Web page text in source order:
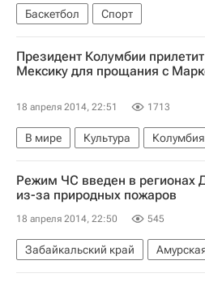
Баскетбол
Спорт
ЦСКА
Панатинаикос
Президент Колумбии
Мексику для прощания с
18 апреля 2014, 22:51 1713
В мире Культура
Колумбия
Мехико (город)
Америка
Мексика
Северная Америка
Хуан Сантос
Габриэль Гарсиа
Нобелевская премия по
Режим ЧС введен в регионах
из-за природных пожаров
18 апреля 2014, 22:50 545
Забайкальский край
Владивосток
Происшествия